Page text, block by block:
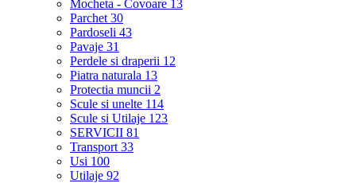
Mocheta - Covoare 13
Parchet 30
Pardoseli 43
Pavaje 31
Perdele si draperii 12
Piatra naturala 13
Protectia muncii 2
Scule si unelte 114
Scule si Utilaje 123
SERVICII 81
Transport 33
Usi 100
Utilaje 92